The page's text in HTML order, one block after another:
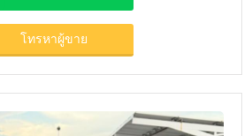
โทรหาผู้ขาย